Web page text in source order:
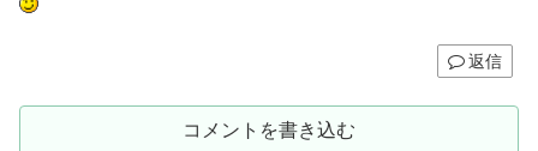
返信
コメントを書き込む